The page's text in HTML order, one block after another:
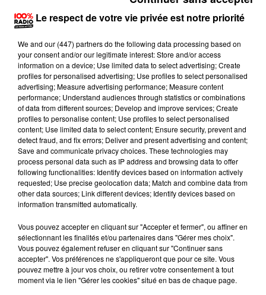
Lecture (4 min 23 sec)
100%
100% Radio les infos de l'Hérault
14 août 2024 - 4 min 23 sec
LES INFOS DE L'HÉRAULT DU 14/08/2024 À
07H59
Le respect de votre vie privée est notre priorité
We and our (447) partnersdo the following data processing based on
your consent and/or our legitimate interest: Store and/or access
information on a device; Use limited data to select advertising; Create
profiles for personalised advertising; Use profiles to select personalised
advertising; Measure advertising performance; Measure content
performance; Understand audiences through statistics or combinations
of data from different sources; Develop and improve services; Create
profiles to personalise content; Use profiles to select personalised
content; Use limited data to select content; Ensure security, prevent and
detect fraud, and fix errors; Deliver and present advertising and content;
Save and communicate privacy choices. These technologies may
process personal data such as IP address and browsing data to offer
following functionalities: Identify devices based on information actively
requested; Use precise geolocation data; Match and combine data from
other data sources; Link different devices; Identify devices based on
information transmitted automatically.
Vous pouvez accepter en cliquant sur "Accepter et fermer", ou affiner en
sélectionnant les finalités et/ou partenaires dans "Gérer mes choix".
Vous pouvez également refuser en cliquant sur "Continuer sans
accepter". Vos préférences ne s'appliqueront que pour ce site. Vous
pouvez mettre à jour vos choix, ou retirer votre consentement à tout
moment via le lien "Gérer les cookies" situé en bas de chaque page.